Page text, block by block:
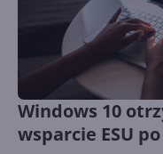
Windows 10
wsparcie ESU